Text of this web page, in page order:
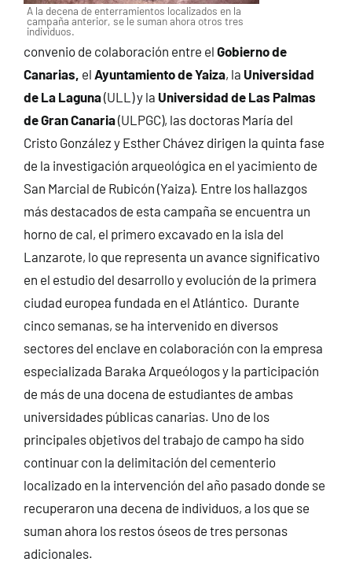
A la decena de enterramientos localizados en la
campaña anterior, se le suman ahora otros tres
individuos.
convenio de colaboración entre el Gobierno de
Canarias, el Ayuntamiento de Yaiza, la Universidad
de La Laguna(ULL) y la Universidad de Las Palmas
de Gran Canaria(ULPGC), las doctoras María del
Cristo González y Esther Chávez dirigen la quinta fase
de la investigación arqueológica en el yacimiento de
San Marcial de Rubicón (Yaiza). Entre los hallazgos
más destacados de esta campaña se encuentra un
horno de cal, el primero excavado en la isla del
Lanzarote, lo que representa un avance significativo
en el estudio del desarrollo y evolución de la primera
ciudad europea fundada en el Atlántico. Durante
cinco semanas, se ha intervenido en diversos
sectores del enclave en colaboración con la empresa
especializada Baraka Arqueólogos y la participación
de más de una docena de estudiantes de ambas
universidades públicas canarias. Uno de los
principales objetivos del trabajo de campo ha sido
continuar con la delimitación del cementerio
localizado en la intervención del año pasado donde se
recuperaron una decena de individuos, a los que se
suman ahora los restos óseos de tres personas
adicionales.